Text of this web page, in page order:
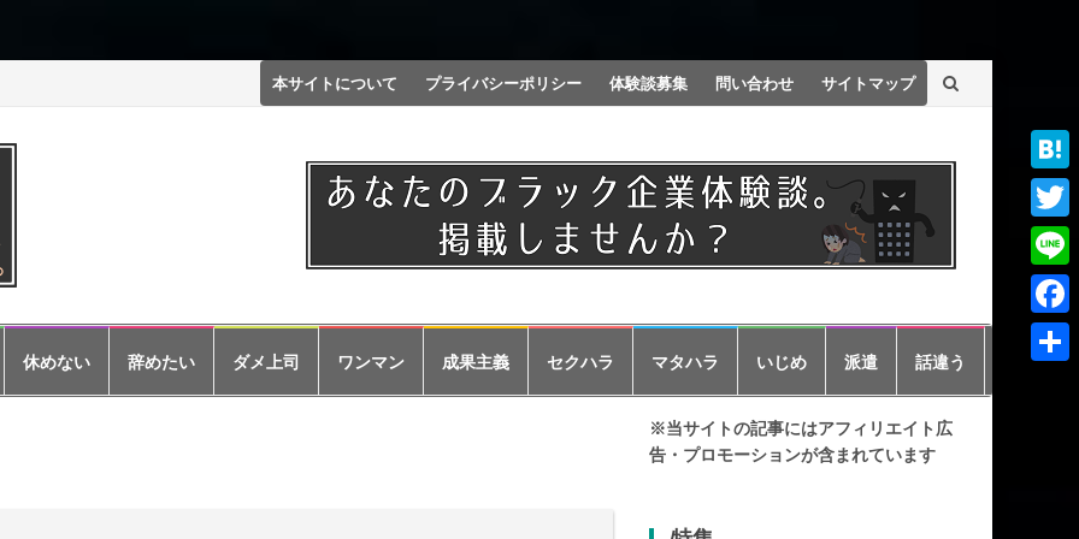
コ
ス
キ
本サイトについて プライバシーポリシー 体験談募集 問い合わせ サイトマップ
休めない 辞めたい ダメ上司 ワンマン 成果主義 セクハラ マタハラ いじめ 派遣 話違う
※当サイトの記事にはアフィリエイト広
告・プロモーションが含まれています
Line